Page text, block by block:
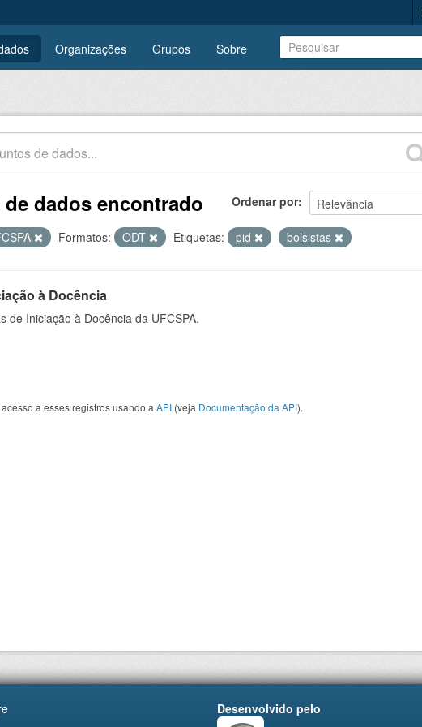
Organizações Grupos Sobre
Ordenar por
dados encontrado
Formatos: ODT Etiquetas: pid bolsistas
à Docência
de Iniciação à Docência da UFCSPA.
a esses registros usando a API (veja Documentação da API).
Desenvolvido pelo